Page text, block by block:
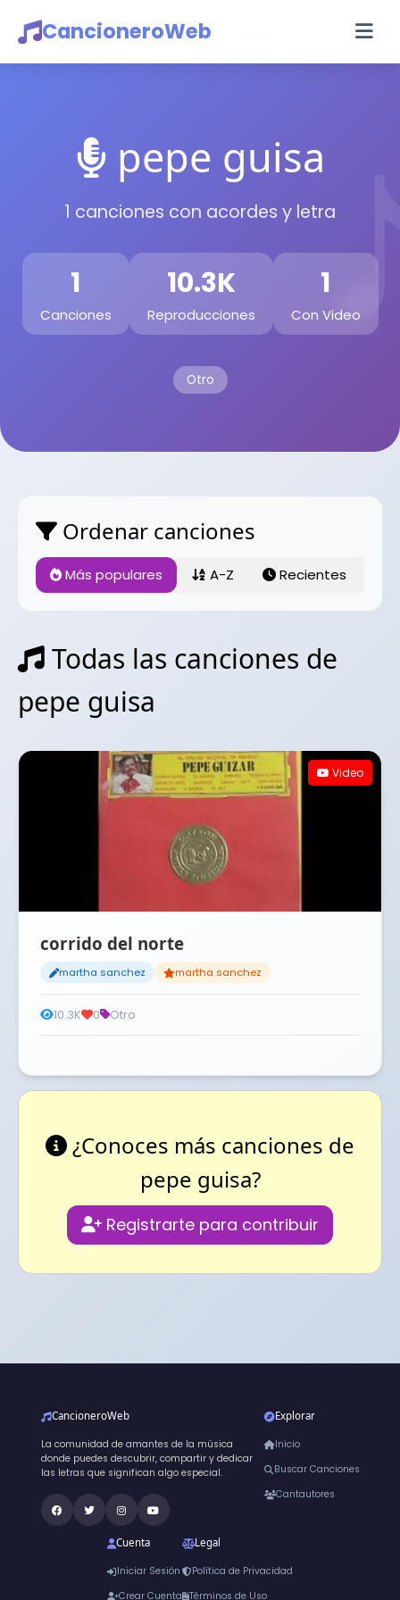
CancioneroWeb
pepe guisa
1 canciones con acordes y letra
1
Canciones
10.3K
Reproducciones
1
Con Video
Otro
Ordenar canciones
Más populares A-Z Recientes
Todas las canciones de
pepe guisa
Video
corrido del norte
martha sanchez martha sanchez
10.3K 0 Otro
¿Conoces más canciones de
pepe guisa?
Registrarte para contribuir
CancioneroWeb
La comunidad de amantes de la música
donde puedes descubrir, compartir y dedicar
las letras que significan algo especial.
Explorar
Inicio
Buscar Canciones
Cantautores
Cuenta
Iniciar Sesión
Crear Cuenta
Legal
Política de Privacidad
Términos de Uso